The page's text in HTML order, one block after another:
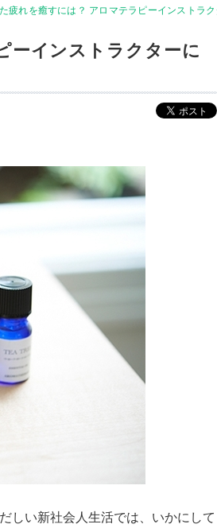
疲れを癒すには？ アロマテラピーインストラ
ーインストラクターに
しい新社会人生活では、いかにして